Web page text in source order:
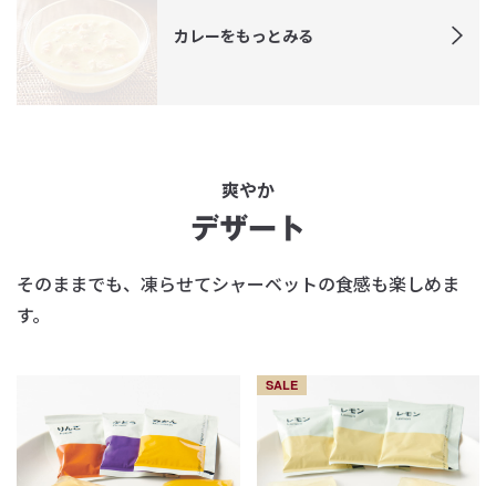
カレーをもっとみる
爽やか
デザート
そのままでも、凍らせてシャーベットの食感も楽しめま
す。
SALE